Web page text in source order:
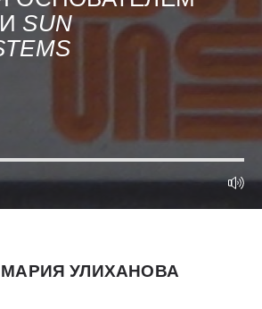
SUN
МАРИЯ УЛИХАНОВА